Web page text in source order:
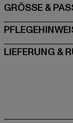
GRÖSSE
LIEFERUNG &